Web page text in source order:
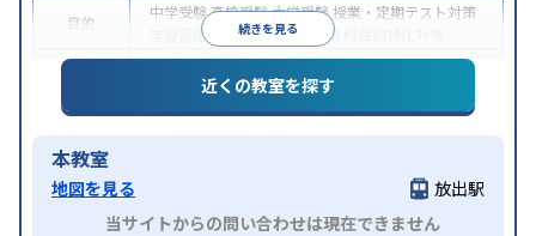
続きを見る
目的
中学受験高校受験大学受験 授業・定期テスト対策
学習習慣の定着各種検定対策
特徴
授業の振替可能1科目から受講可能
近くの教室を探す
本教室
地図を見る
放出駅
当サイトからの問い合わせは現在できません